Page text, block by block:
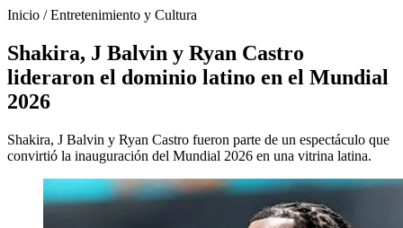
Inicio /Entretenimiento y Cultura
Shakira, J Balvin y Ryan Castro
lideraron el dominio latino en el Mundial
2026
Shakira, J Balvin y Ryan Castro fueron parte de un espectáculo que
convirtió la inauguración del Mundial 2026 en una vitrina latina.